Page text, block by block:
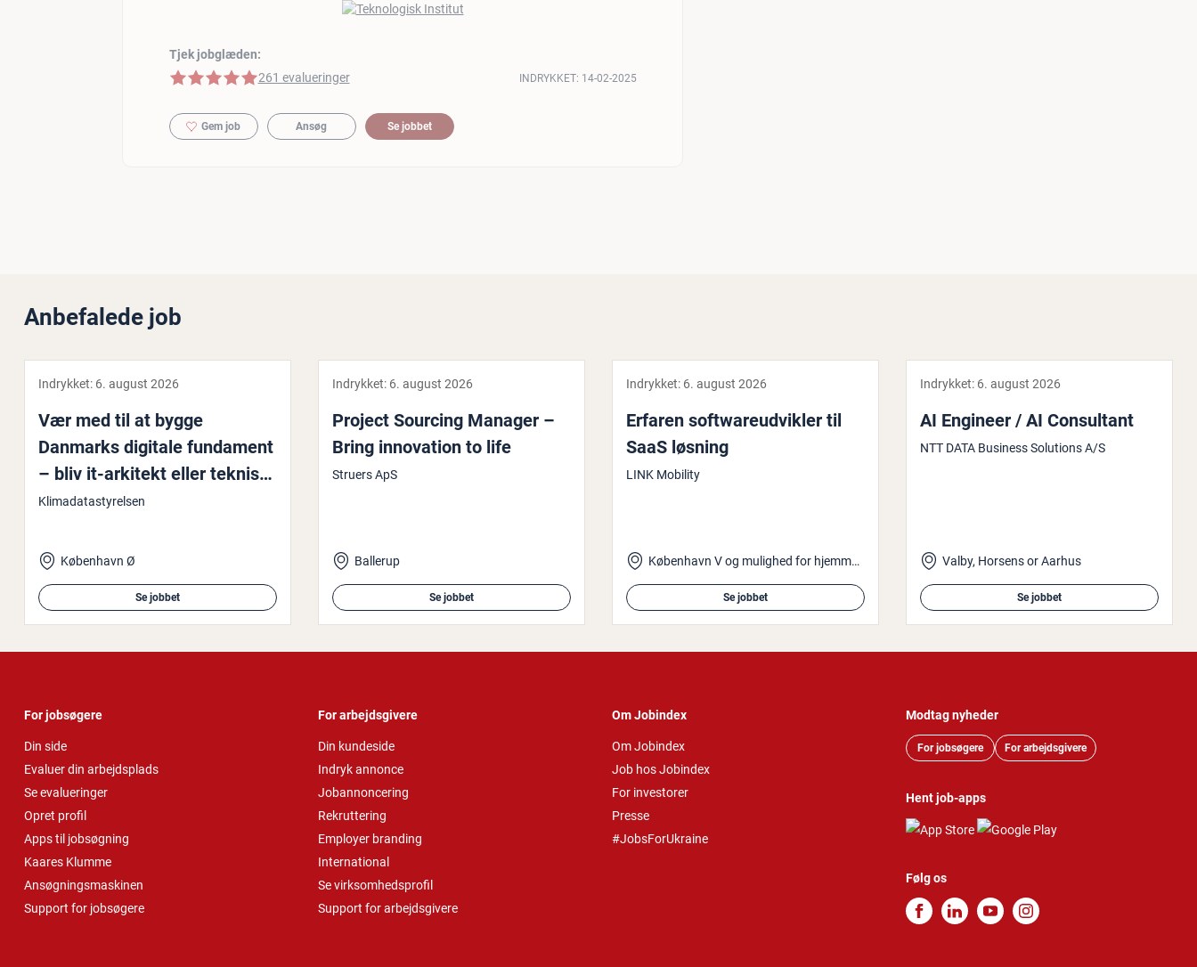
Tjek jobglæden:
5 af 5 stjerner
261 evalueringer INDRYKKET: 14-02-2025
Gem job Ansøg Se jobbet
Anbefalede job
Indrykket: 6. august 2026
Vær med til at bygge
Danmarks digitale fundament
– bliv it-arkitekt eller teknisk
pro­jekt­le­der
Klimadatastyrelsen
København Ø
Se jobbet
Indrykket: 6. august 2026
Project Sourcing Manager –
Bring in­nova­tion to life
Struers ApS
Ballerup
Se jobbet
Indrykket: 6. august 2026
Erfaren softwa­re­ud­vik­ler til
SaaS løsning
LINK Mobility
København V og mulighed for hjemmearbejde
Se jobbet
Indrykket: 6. august 2026
AI Engineer / AI Con­sul­tant
NTT DATA Business Solutions A/S
Valby, Horsens or Aarhus
Se jobbet
For jobsøgere
Din side
Evaluer din arbejdsplads
Se evalueringer
Opret profil
Apps til jobsøgning
Kaares Klumme
Ansøgningsmaskinen
Support for jobsøgere
For arbejdsgivere
Din kundeside
Indryk annonce
Jobannoncering
Rekruttering
Employer branding
International
Se virksomhedsprofil
Support for arbejdsgivere
Om Jobindex
Om Jobindex
Job hos Jobindex
For investorer
Presse
#JobsForUkraine
Modtag nyheder
For jobsøgere For arbejdsgivere
Hent job-apps
Følg os